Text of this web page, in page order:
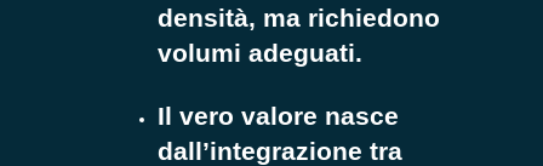
densità, ma richiedono
volumi adeguati.
Il vero valore nasce
dall’integrazione tra